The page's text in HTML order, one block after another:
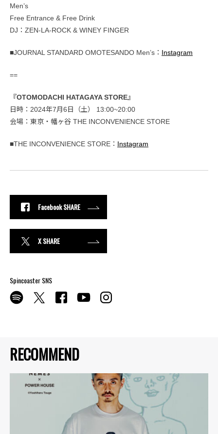
RECOMMEND
Men’s
Free Entrance & Free Drink
DJ：ZEN-LA-ROCK & WINEY FINGER
■JOURNAL STANDARD OMOTESANDO Men’s： Instagram
==
『OTOMODACHI HATAGAYA STORE』
日時：2024年7月6日（土） 13:00~20:00
会場：東京・幡ヶ谷 THE INCONVENIENCE STORE
■THE INCONVENIENCE STORE： Instagram
Facebook SHARE
X SHARE
Spincoaster SNS